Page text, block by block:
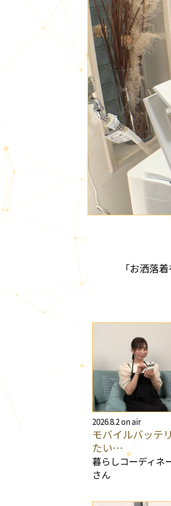
「お洒落
2026.8.2 on air
モバイルバッテ
たい…
暮らしコーディネ
さん